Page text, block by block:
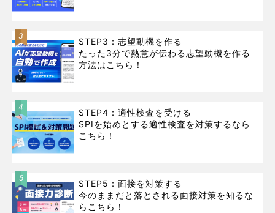
3
STEP3：志望動機を作る
たった3分で熱意が伝わる志望動機を作る
方法はこちら！
4
STEP4：適性検査を受ける
SPIを始めとする適性検査を対策するなら
こちら！
5
STEP5：面接を対策する
今のままだと落とされる面接対策を知るな
らこちら！